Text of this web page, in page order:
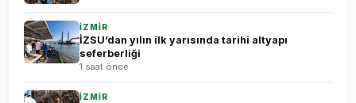
İZMİR
İZSU’dan yılın ilk yarısında tarihi altyapı
seferberliği
1 saat önce
İZMİR